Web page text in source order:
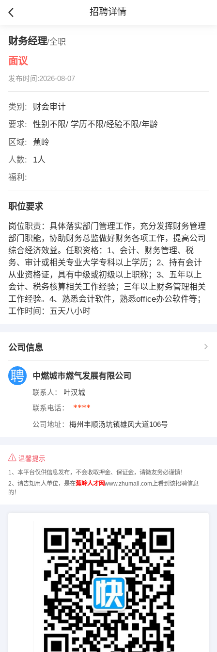
招聘详情
财务经理/全职
面议
发布时间:2026-08-07
类别:
财会审计
要求:
性别不限/ 学历不限/经验不限/年龄
区域:
蕉岭
人数:
1人
福利:
职位要求
岗位职责：具体落实部门管理工作，充分发挥财务管理
部门职能，协助财务总监做好财务各项工作，提高公司
综合经济效益。任职资格：1、会计、财务管理、税
务、审计或相关专业大学专科以上学历；2、持有会计
从业资格证，具有中级或初级以上职称；3、五年以上
会计、税务核算相关工作经验；三年以上财务管理相关
工作经验。4、熟悉会计软件，熟悉office办公软件等；
工作时间：五天八小时
公司信息
中燃城市燃气发展有限公司
联系人： 叶汉城
联系电话： ****
公司地址： 梅州丰顺汤坑镇雄风大道106号
温馨提示
1、本平台仅供信息发布，不会收取押金、保证金，请微友务必谨慎！
2、请告知用人单位，是在蕉岭人才网www.zhumall.com上看到该招聘信息
的！